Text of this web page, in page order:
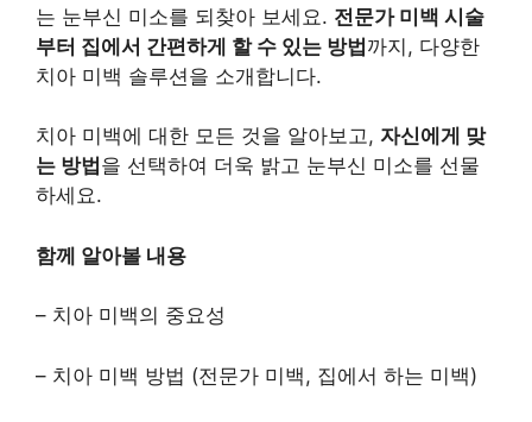
는 눈부신 미소를 되찾아 보세요. 전문가 미백 시술
부터 집에서 간편하게 할 수 있는 방법까지, 다양한
치아 미백 솔루션을 소개합니다.
치아 미백에 대한 모든 것을 알아보고, 자신에게 맞
는 방법 을 선택하여 더욱 밝고 눈부신 미소를 선물
하세요.
함께 알아볼 내용
– 치아 미백의 중요성
– 치아 미백 방법 (전문가 미백, 집에서 하는 미백)